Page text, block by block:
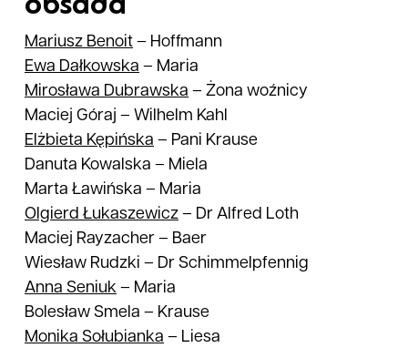
Mariusz Benoit – Hoffmann
Ewa Dałkowska – Maria
Mirosława Dubrawska – Żona woźnicy
Maciej Góraj – Wilhelm Kahl
Elżbieta Kępińska – Pani Krause
Danuta Kowalska – Miela
Marta Ławińska – Maria
Olgierd Łukaszewicz – Dr Alfred Loth
Maciej Rayzacher – Baer
Wiesław Rudzki – Dr Schimmelpfennig
Anna Seniuk – Maria
Bolesław Smela – Krause
Monika Sołubianka – Liesa